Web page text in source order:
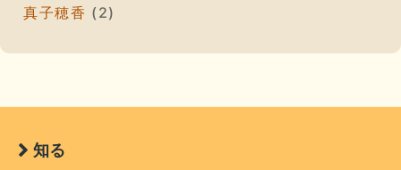
真子穂香 (2)
知る